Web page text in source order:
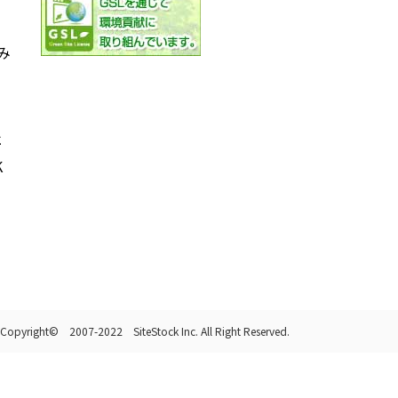
Copyright© 2007-2022 SiteStock Inc. All Right Reserved.